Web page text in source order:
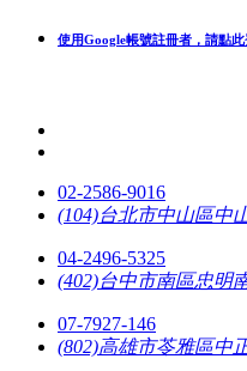
使用Google帳號註冊者，請點此
02-2586-9016
(104)台北市中山區中
04-2496-5325
(402)台中市南區忠明
07-7927-146
(802)高雄市苓雅區中